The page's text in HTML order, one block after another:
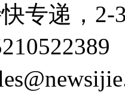
专递，2-